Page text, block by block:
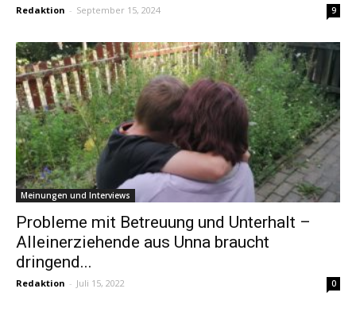
Redaktion - September 15, 2024 9
Meinungen und Interviews
Probleme mit Betreuung und Unterhalt –
Alleinerziehende aus Unna braucht
dringend...
Redaktion - Juli 15, 2022 0